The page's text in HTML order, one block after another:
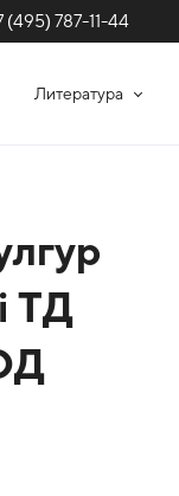
(495) 787-11-44
Литература
ТД